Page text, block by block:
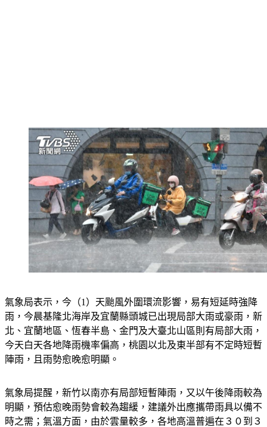
氣象局表示，今（1）天颱風外圍環流影響，易有短延時強降
雨，今晨基隆北海岸及宜蘭縣頭城已出現局部大雨或豪雨，新
北、宜蘭地區、恆春半島、金門及大臺北山區則有局部大雨，
今天白天各地降雨機率偏高，桃園以北及東半部有不定時短暫
氣象局提醒，新竹以南亦有局部短暫陣雨，又以午後降雨較為
明顯，預估愈晚雨勢會較為趨緩，建議外出應攜帶雨具以備不